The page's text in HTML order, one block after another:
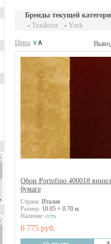
Бренды текущей
Texdecor
York
Цена ∨ ∧
Обои Portofino 400018
бумаге
Страна: Италия
Размер: 10.05 × 0.70 м.
Наличие: есть
6 775 руб.